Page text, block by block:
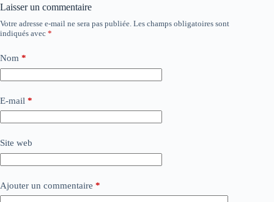
Laisser un commentaire
Votre adresse e-mail ne sera pas publiée. Les champs obligatoires sont
indiqués avec *
Nom *
E-mail *
Site web
Ajouter un commentaire *